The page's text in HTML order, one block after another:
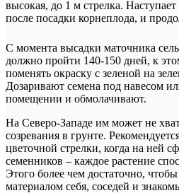
высокая, до 1 м стрелка.
после посадки корнеплода, и
С момента высадки маточника
должно пройти 140-150 дней, к
поменять окраску с зеленой на
Дозаривают семена под навесом
помещении и обмолачивают.
На Северо-Западе им может не
созревания в грунте.
цветочной стрелки, когда на ней
семенников – каждое растение
Этого более чем достаточно,
материалом себя, соседей и